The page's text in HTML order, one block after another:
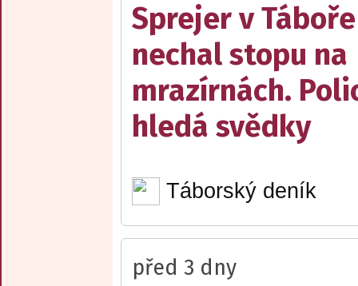
Sprejer v Táboře
nechal stopu na
mrazírnách.
hledá svědky
Táborský deník
před 3 dny